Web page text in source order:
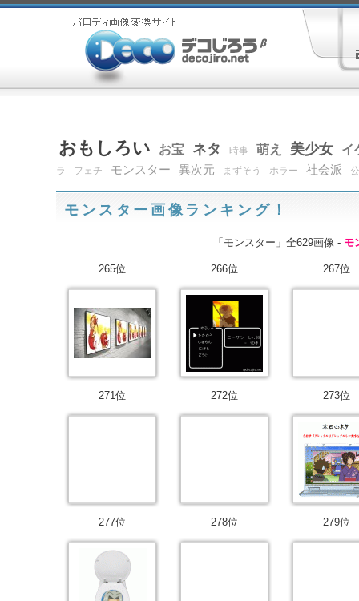
おもしろい お宝 ネタ 時事 萌え 美少女 イ
ラ フェチ モンスター 異次元 まずそう ホラー 社会派
モンスター画像ランキング！
「モンスター」全629画像 - モ
265位 266位 267位
271位 272位 273位
277位 278位 279位